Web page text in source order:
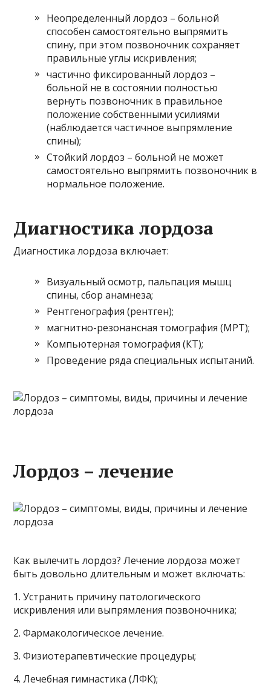
Неопределенный лордоз – больной
способен самостоятельно выпрямить
спину, при этом позвоночник сохраняет
правильные углы искривления;
частично фиксированный лордоз –
больной не в состоянии полностью
вернуть позвоночник в правильное
положение собственными усилиями
(наблюдается частичное выпрямление
спины);
Стойкий лордоз – больной не может
самостоятельно выпрямить позвоночник в
нормальное положение.
Диагностика лордоза
Диагностика лордоза включает:
Визуальный осмотр, пальпация мышц
спины, сбор анамнеза;
Рентгенография (рентген);
магнитно-резонансная томография (МРТ);
Компьютерная томография (КТ);
Проведение ряда специальных испытаний.
Лордоз – лечение
Как вылечить лордоз? Лечение лордоза может
быть довольно длительным и может включать:
1. Устранить причину патологического
искривления или выпрямления позвоночника;
2. Фармакологическое лечение.
3. Физиотерапевтические процедуры;
4. Лечебная гимнастика (ЛФК);